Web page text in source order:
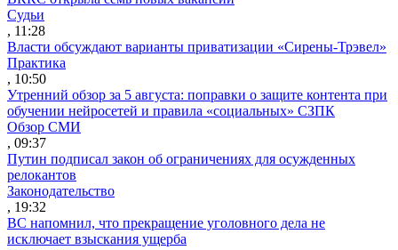
Судьи
, 11:28
Власти обсуждают варианты приватизации «Сирены-Трэвел»
Практика
, 10:50
Утренний обзор за 5 августа: поправки о защите контента при
обучении нейросетей и правила «социальных» СЗПК
Обзор СМИ
, 09:37
Путин подписал закон об ограничениях для осужденных
релокантов
Законодательство
, 19:32
ВС напомнил, что прекращение уголовного дела не
исключает взыскания ущерба